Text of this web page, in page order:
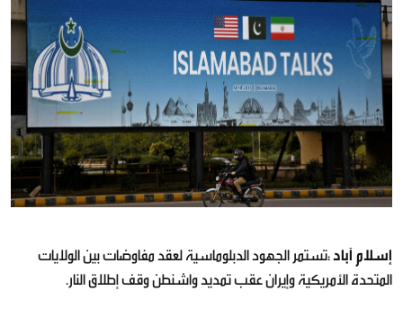
إسلام آباد:تستمر الجهود الدبلوماسية لعقد مفاوضات بين الولايات
المتحدة الأمريكية وإيران عقب تمديد واشنطن وقف إطلاق النار.